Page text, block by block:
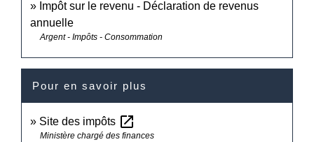
Impôt sur le revenu - Déclaration de revenus
annuelle
Argent - Impôts - Consommation
Pour en savoir plus
Site des impôts open_in_new
Ministère chargé des finances